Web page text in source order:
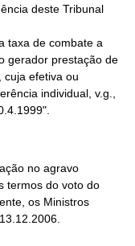
no agravo
termos do voto do
os Ministros